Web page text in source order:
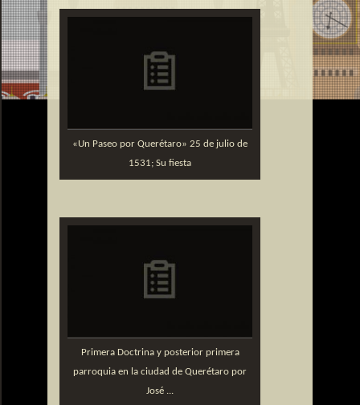
«Un Paseo por Querétaro» 25 de julio de
1531; Su fiesta
Primera Doctrina y posterior primera
parroquia en la ciudad de Querétaro por
José ...